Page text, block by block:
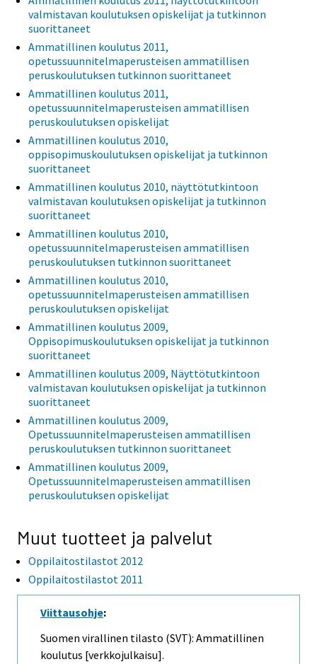
valmistavan koulutuksen opiskelijat ja tutkinnon
suorittaneet
Ammatillinen koulutus 2011,
opetussuunnitelmaperusteisen ammatillisen
peruskoulutuksen tutkinnon suorittaneet
Ammatillinen koulutus 2011,
opetussuunnitelmaperusteisen ammatillisen
peruskoulutuksen opiskelijat
Ammatillinen koulutus 2010,
oppisopimuskoulutuksen opiskelijat ja tutkinnon
suorittaneet
Ammatillinen koulutus 2010, näyttötutkintoon
valmistavan koulutuksen opiskelijat ja tutkinnon
suorittaneet
Ammatillinen koulutus 2010,
opetussuunnitelmaperusteisen ammatillisen
peruskoulutuksen tutkinnon suorittaneet
Ammatillinen koulutus 2010,
opetussuunnitelmaperusteisen ammatillisen
peruskoulutuksen opiskelijat
Ammatillinen koulutus 2009,
Oppisopimuskoulutuksen opiskelijat ja tutkinnon
suorittaneet
Ammatillinen koulutus 2009, Näyttötutkintoon
valmistavan koulutuksen opiskelijat ja tutkinnon
suorittaneet
Ammatillinen koulutus 2009,
Opetussuunnitelmaperusteisen ammatillisen
peruskoulutuksen tutkinnon suorittaneet
Ammatillinen koulutus 2009,
Opetussuunnitelmaperusteisen ammatillisen
peruskoulutuksen opiskelijat
Muut tuotteet ja palvelut
Oppilaitostilastot 2012
Oppilaitostilastot 2011
Viittausohje:
Suomen virallinen tilasto (SVT): Ammatillinen
koulutus [verkkojulkaisu].